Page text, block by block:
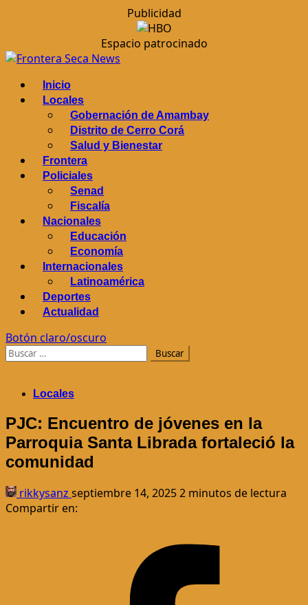
Publicidad
Espacio patrocinado
Saltar
contenido
Menú
principal
Inicio
Locales
Gobernación de Amambay
Distrito de Cerro Corá
Salud y Bienestar
Frontera
Policiales
Senad
Fiscalía
Nacionales
Educación
Economía
Internacionales
Latinoamérica
Deportes
Actualidad
Botón claro/oscuro
Buscar:
Locales
PJC: Encuentro de jóvenes en la
Parroquia Santa Librada fortaleció la
comunidad
rikkysanz septiembre 14, 20252 minutos de lectura
Compartir en: